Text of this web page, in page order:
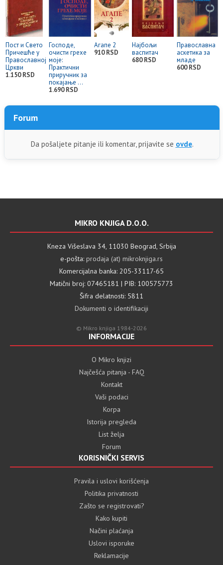
Пост и Свето
Причешће у
Православној
Цркви
1.150 RSD
Господе,
очисти грехе
моје:
Практични
приручник за
покајање ...
1.690 RSD
Агапе 2
910 RSD
Најбољи
васпитач
680 RSD
Православна
аскетика за
младе
600 RSD
Forum
Da pošaljete pitanje ili komentar, prijavite se ovde.
MIKRO KNJIGA D.O.O.
Kneza Višeslava 34, 11030 Beograd, Srbija
e-pošta: prodaja (at) mikroknjiga.rs
Komercijalna banka: 205-33117-65
Matični broj: 07465181 | PIB: 100575773
Šifra delatnosti: 5811
Dokumenti o identifikaciji
© Mikro knjiga 1984-2026
INFORMACIJE
O Mikro knjizi
Najčešća pitanja - FAQ
Kontakt
Vaši podaci
Korpa
Istorija pregleda
List želja
Forum
KORISNIČKI SERVIS
Pravila i uslovi korišćenja
Politika privatnosti
Zašto se registrovati?
Kako kupiti
Načini plaćanja
Uslovi isporuke
Reklamacije